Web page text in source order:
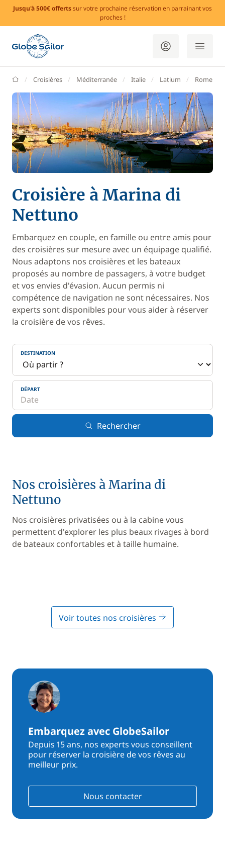
Jusqu'à 500€ offertssur votre prochaine réservation en parrainant vos
proches !
GlobeSailor
Croisières Méditerranée Italie Latium Rome
Croisière à Marina di
Nettuno
Embarquez en couple, en famille ou entre amis pour
des croisières sur mesure avec un équipage qualifié.
Nous adaptons nos croisières et les bateaux
proposés au nombre de passagers, à votre budget
et vos envies d'évasion. Aucun permis ni
compétence de navigation ne sont nécessaires. Nos
experts sont disponibles pour vous aider à réserver
la croisière de vos rêves.
DESTINATION
DÉPART
Rechercher
Nos croisières à Marina di
Nettuno
Nos croisières privatisées ou à la cabine vous
permettent d'explorer les plus beaux rivages à bord
de bateaux confortables et à taille humaine.
Voir toutes nos croisières
Embarquez avec GlobeSailor
Depuis 15 ans, nos experts vous conseillent
pour réserver la croisière de vos rêves au
meilleur prix.
Nous contacter